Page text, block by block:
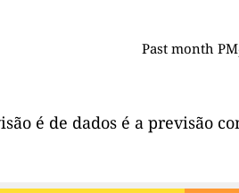
Past month PM
é de dados é a previsão